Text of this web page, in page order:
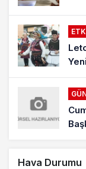
Hava Durumu